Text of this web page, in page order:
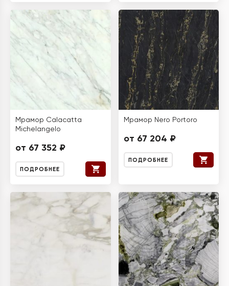
Мрамор Calacatta
Michelangelo
от 67 352 ₽
ПОДРОБНЕЕ
Мрамор Nero Portoro
от 67 204 ₽
ПОДРОБНЕЕ